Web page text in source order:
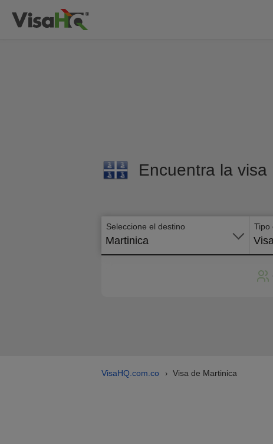
Encuentra la
Seleccione el destino
Martinica
Tipo
VisaHQ.com.co › Visa de Martinica